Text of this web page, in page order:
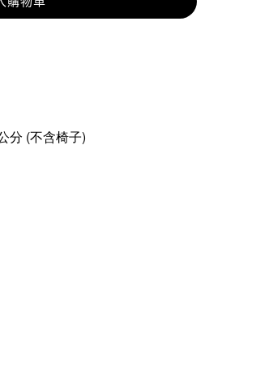
分 (不含椅子)